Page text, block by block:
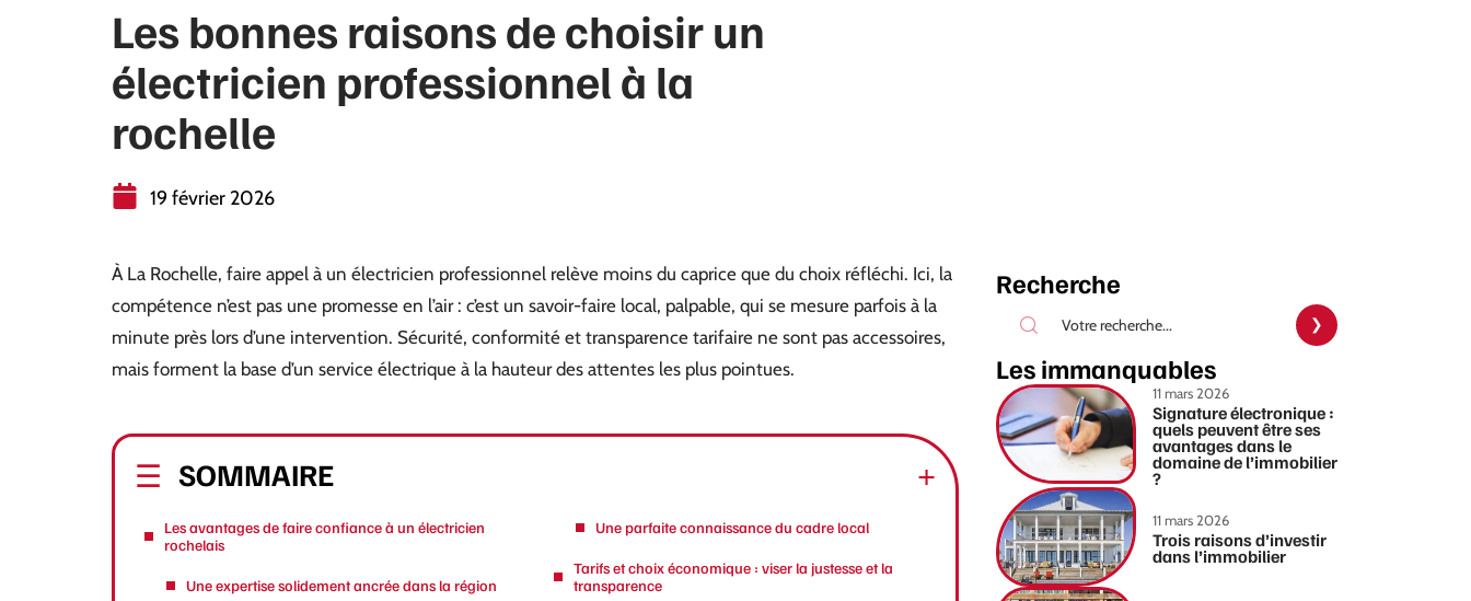
Les bonnes raisons de choisir un
électricien professionnel à la
rochelle
19 février 2026
À La Rochelle, faire appel à un électricien professionnel relève moins du caprice que du choix réfléchi. Ici, la
compétence n’est pas une promesse en l’air : c’est un savoir-faire local, palpable, qui se mesure parfois à la
minute près lors d’une intervention. Sécurité, conformité et transparence tarifaire ne sont pas accessoires,
mais forment la base d’un service électrique à la hauteur des attentes les plus pointues.
SOMMAIRE
Les avantages de faire confiance à un électricien
rochelais
Une expertise solidement ancrée dans la région
Une parfaite connaissance du cadre local
Tarifs et choix économique : viser la justesse et la
transparence
Recherche
Les immanquables
11 mars 2026
Signature électronique :
quels peuvent être ses
avantages dans le
domaine de l’immobilier
?
11 mars 2026
Trois raisons d’investir
dans l’immobilier